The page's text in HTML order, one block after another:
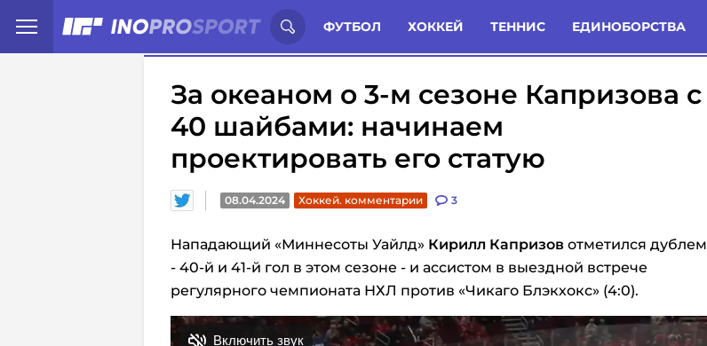
ФУТБОЛ ХОККЕЙ ТЕННИС ЕДИНОБОРСТВА
Иностранцы о спорте России: Статьи Комменты Новости
За океаном о 3-м сезоне Капризова c
40 шайбами: начинаем
проектировать его статую
08.04.2024 Хоккей. комментарии 3
Нападающий «Миннесоты Уайлд» Кирилл Капризов отметился дублем
- 40-й и 41-й гол в этом сезоне - и ассистом в выездной встрече
регулярного чемпионата НХЛ против «Чикаго Блэкхокс» (4:0).